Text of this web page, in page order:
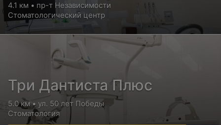
4.1 км • пр-т Независимости
Стоматологический центр
Три Дантиста Плюс
5.0 км • ул. 50 лет Победы
Стоматология